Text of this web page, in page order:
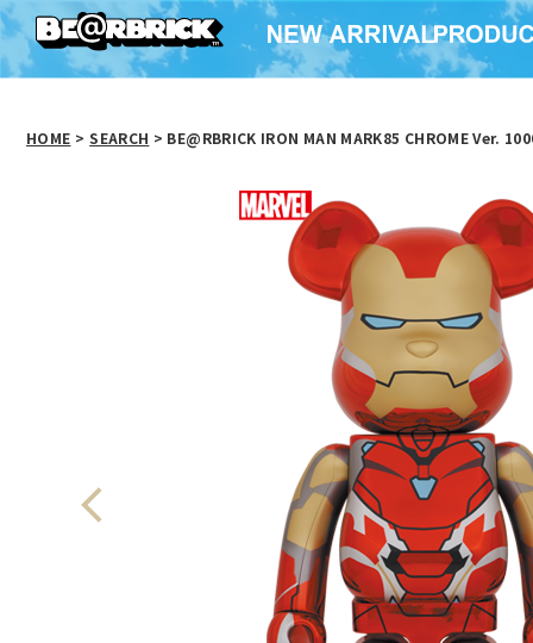
HOME > SEARCH > BE@RBRICK IRON MAN MARK85 CHROME Ver.